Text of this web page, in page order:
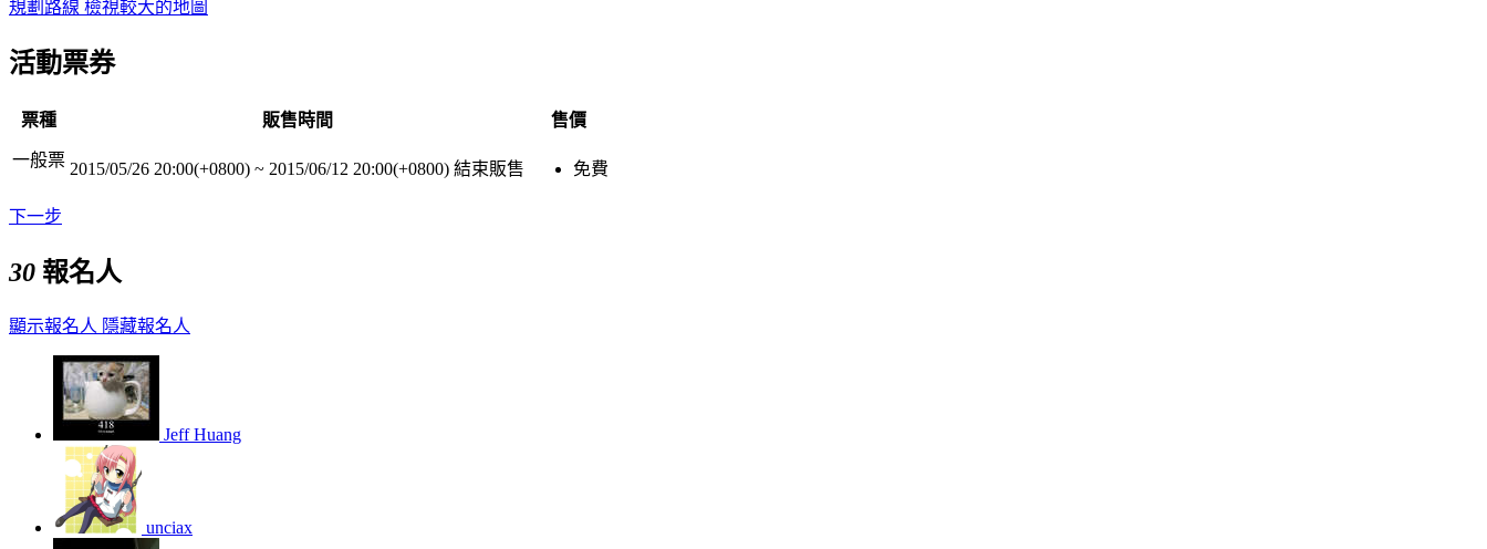
規劃路線 檢視較大的地圖
活動票券
票種 販售時間 售價
一般票 2015/05/26 20:00(+0800) ~ 2015/06/12 20:00(+0800) 結束販售 免費
下一步
30 報名人
顯示報名人 隱藏報名人
Jeff Huang
unciax